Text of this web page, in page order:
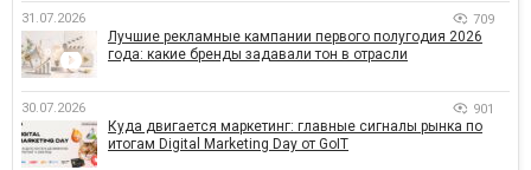
31.07.2026 709
Лучшие рекламные кампании первого полугодия 2026
года: какие бренды задавали тон в отрасли
30.07.2026 901
Куда двигается маркетинг: главные сигналы рынка по
итогам Digital Marketing Day от GoIT